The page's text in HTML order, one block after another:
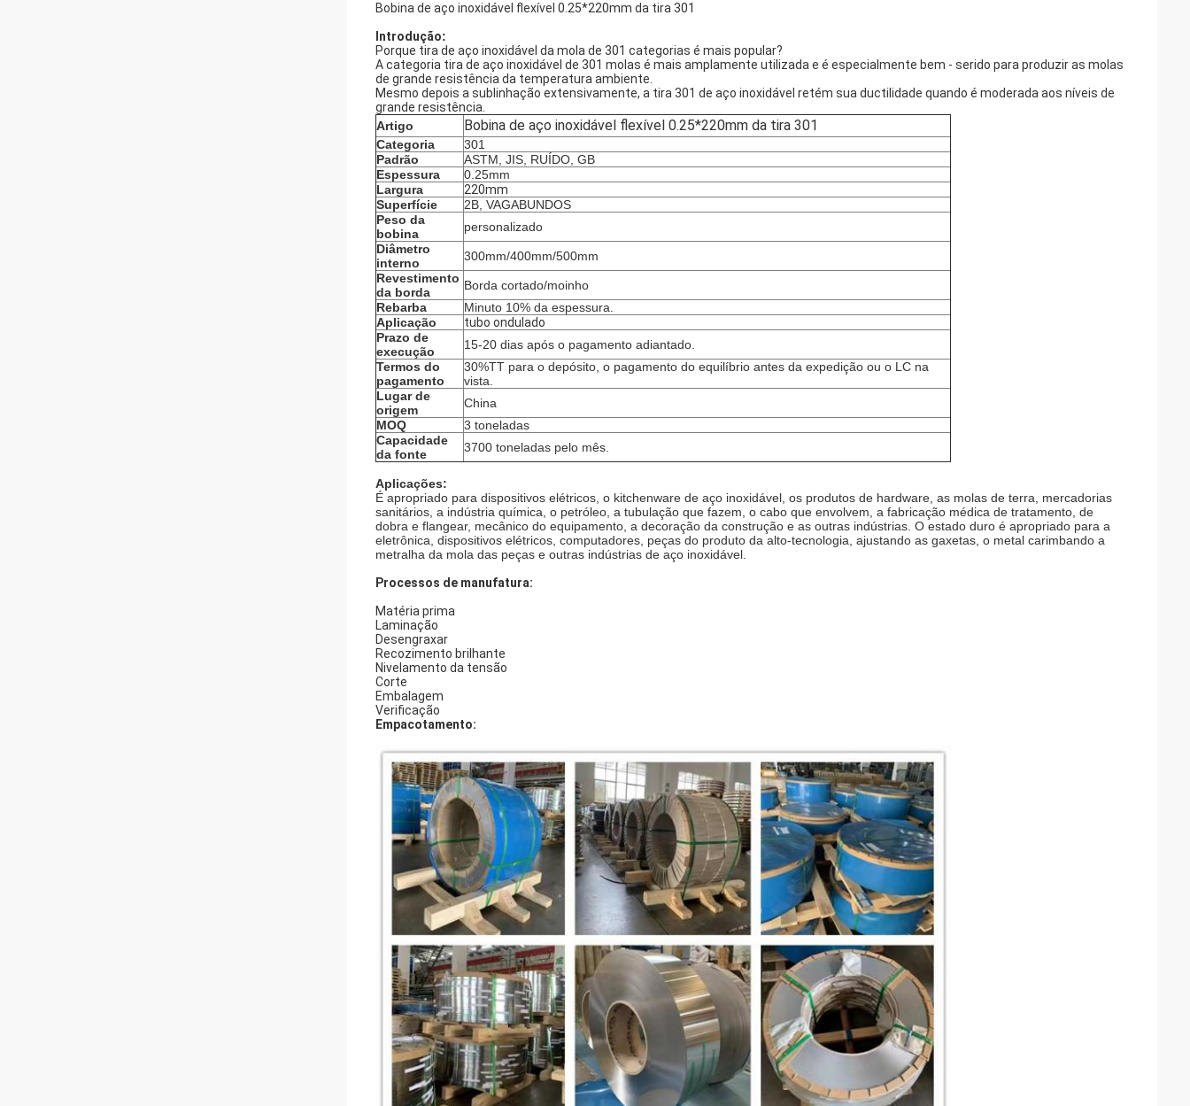
Bobina de aço inoxidável flexível 0.25*220mm da tira 301
Introdução:
Porque tira de aço inoxidável da mola de 301 categorias é mais popular?
A categoria tira de aço inoxidável de 301 molas é mais amplamente utilizada e é especialmente bem - serido para produzir as molas
de grande resistência da temperatura ambiente.
Mesmo depois a sublinhação extensivamente, a tira 301 de aço inoxidável retém sua ductilidade quando é moderada aos níveis de
grande resistência.
Artigo
Bobina de aço inoxidável flexível 0.25*220mm da tira 301
Categoria
301
Padrão
ASTM, JIS, RUÍDO, GB
Espessura
0.25mm
Largura
220mm
Superfície
2B, VAGABUNDOS
Peso da
bobina
personalizado
Diâmetro
interno
300mm/400mm/500mm
Revestimento
da borda
Borda cortado/moinho
Rebarba
Minuto 10% da espessura.
Aplicação
tubo ondulado
Prazo de
execução
15-20 dias após o pagamento adiantado.
Termos do
pagamento
30%TT para o depósito, o pagamento do equilíbrio antes da expedição ou o LC na
vista.
Lugar de
origem
China
MOQ
3 toneladas
Capacidade
da fonte
3700 toneladas pelo mês.
Aplicações:
É apropriado para dispositivos elétricos, o kitchenware de aço inoxidável, os produtos de hardware, as molas de terra, mercadorias
sanitários, a indústria química, o petróleo, a tubulação que fazem, o cabo que envolvem, a fabricação médica de tratamento, de
dobra e flangear, mecânico do equipamento, a decoração da construção e as outras indústrias. O estado duro é apropriado para a
eletrônica, dispositivos elétricos, computadores, peças do produto da alto-tecnologia, ajustando as gaxetas, o metal carimbando a
metralha da mola das peças e outras indústrias de aço inoxidável.
Processos de manufatura:
Matéria prima
Laminação
Desengraxar
Recozimento brilhante
Nivelamento da tensão
Corte
Embalagem
Verificação
Empacotamento: